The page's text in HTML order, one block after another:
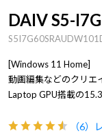
DAIV S5-
[Windows 11 Home]
動画編集などのクリエ
Laptop GPU搭載の
（6）